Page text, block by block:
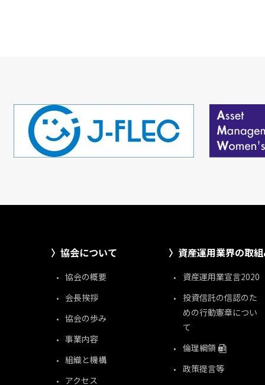
協会について
協会の概要
会長挨拶
協会の歩み
事業内容
組織と機構
アクセス
資産運用業界の取
資産運用業宣言2020
投資信託の信認のた
めの行動憲章につい
て
倫理綱領
政策提言等